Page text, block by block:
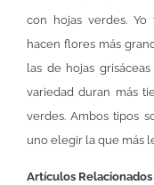
con hojas verdes.
hacen flores más
las de hojas
variedad duran más
verdes. Ambos tipos
uno elegir la que más
Artículos Relacionados